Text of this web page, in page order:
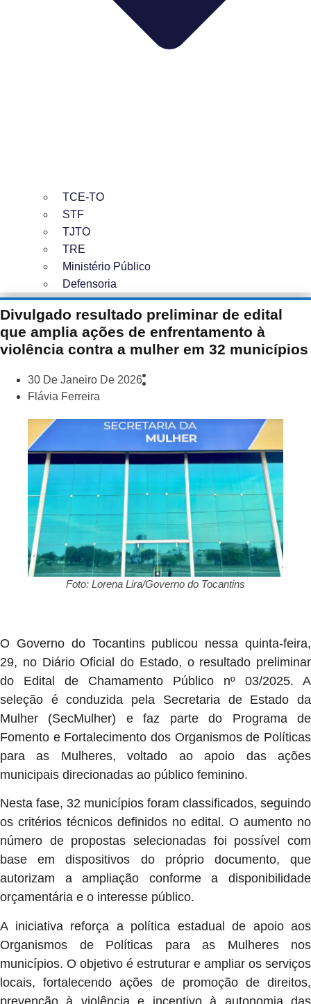
TCE-TO
STF
TJTO
TRE
Ministério Público
Defensoria
Divulgado resultado preliminar de edital
que amplia ações de enfrentamento à
violência contra a mulher em 32 municípios
30 De Janeiro De 2026
Flávia Ferreira
Foto: Lorena Lira/Governo do Tocantins
O Governo do Tocantins publicou nessa quinta-feira,
29, no Diário Oficial do Estado, o resultado preliminar
do Edital de Chamamento Público nº 03/2025. A
seleção é conduzida pela Secretaria de Estado da
Mulher (SecMulher) e faz parte do Programa de
Fomento e Fortalecimento dos Organismos de Políticas
para as Mulheres, voltado ao apoio das ações
municipais direcionadas ao público feminino.
Nesta fase, 32 municípios foram classificados, seguindo
os critérios técnicos definidos no edital. O aumento no
número de propostas selecionadas foi possível com
base em dispositivos do próprio documento, que
autorizam a ampliação conforme a disponibilidade
orçamentária e o interesse público.
A iniciativa reforça a política estadual de apoio aos
Organismos de Políticas para as Mulheres nos
municípios. O objetivo é estruturar e ampliar os serviços
locais, fortalecendo ações de promoção de direitos,
prevenção à violência e incentivo à autonomia das